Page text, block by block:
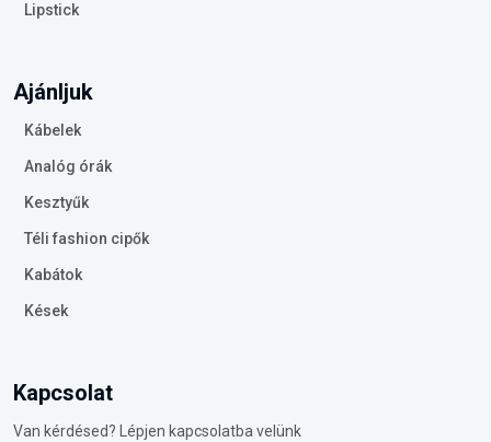
Lipstick
Ajánljuk
Kábelek
Analóg órák
Kesztyűk
Téli fashion cipők
Kabátok
Kések
Kapcsolat
Van kérdésed? Lépjen kapcsolatba velünk